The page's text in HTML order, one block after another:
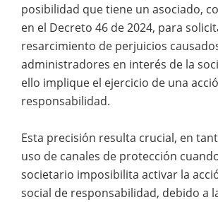
posibilidad que tiene un asociado,
en el Decreto 46 de 2024, para
resarcimiento de perjuicios
administradores en interés de la
ello implique el ejercicio de una
responsabilidad.
Esta precisión resulta crucial, en
uso de canales de protección
societario imposibilita activar la
social de responsabilidad, debido a